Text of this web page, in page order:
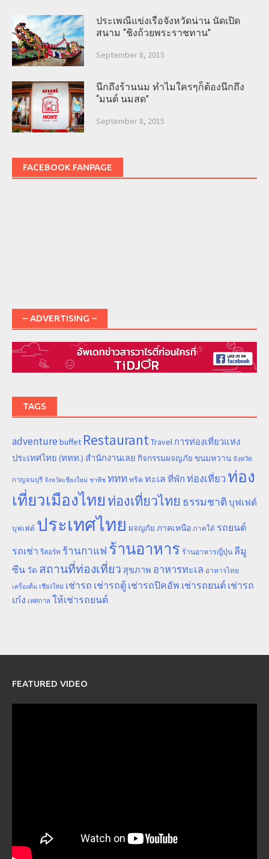
ประเพณีแข่งเรือจังหวัดน่าน นัดเปิด
สนาม “ชิงถ้วยพระราชทาน”
September 8, 2015
นึกถึงร้านนม ทำไมใครๆก็ต้องนึกถึง
“มนต์ นมสด”
September 8, 2015
FACEBOOK FANPAGE
– ADVERTISING –
TAGS
adventure buffet RestaurantTravel การท่องเที่ยวแห่ง
ประเทศไทย (ททท.) สำนักงานเลย กิจกรรมผจญภัย ขนมหวาน จังหวัด
กาญจนบุรี จังหวัดเชียงใหม่ ชาพีช ททท ทริค ทะเล ที่พัก ท่องเที่ยวท่อง
เที่ยวเมืองไทยท่องเที่ยวไทย ธรรมชาติ บุฟเฟต์
บุฟเฟ่ต์ ประเทศไทย ผจญภัย ภาคเหนือ ภาคใต้ รถยนต์
รถเช่า รีสอร์ท ร้านกาแฟ ร้านอาหาร ร้านอาหารญี่ปุ่น ลีมู
ซีน วัด สถานที่ท่องเที่ยว สุขภาพ อาหารทะเล อาหารไทย
เครื่องดื่ม เชียงใหม่ เช่ารถ เช่ารถตู้ เช่ารถปิคอัพ เช่ารถยนต์ เช่ารถ
เก๋ง เทศกาล ให้เช่ารถยนต์
FEATURED VIDEO